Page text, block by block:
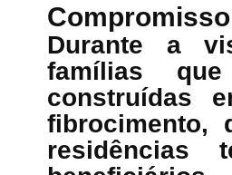
Durante a
famílias
construídas
fibrocimento,
residências